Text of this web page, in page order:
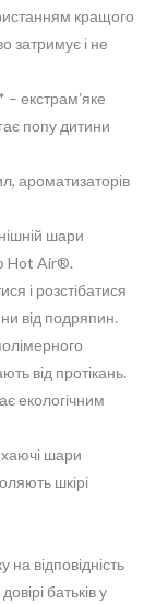
кращого
затримує і не
– екстрамʼяке
попу дитини
ароматизаторів
шари
Hot Air®.
і розстібатися
від подряпин.
від протікань.
екологічним
шари
шкірі
відповідність
батьків у